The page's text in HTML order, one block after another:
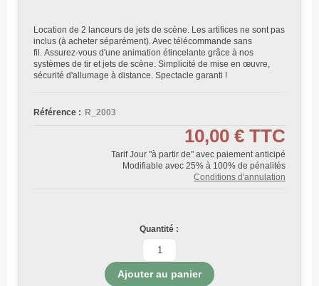
Location de 2 lanceurs de jets de scène. Les artifices ne sont pas
inclus (à acheter séparément). Avec télécommande sans
fil. Assurez-vous d'une animation étincelante grâce à nos
systèmes de tir et jets de scène. Simplicité de mise en œuvre,
sécurité d'allumage à distance. Spectacle garanti !
Référence : R_2003
10,00 € TTC
Tarif Jour "à partir de" avec paiement anticipé
Modifiable avec 25% à 100% de pénalités
Conditions d'annulation
Quantité :